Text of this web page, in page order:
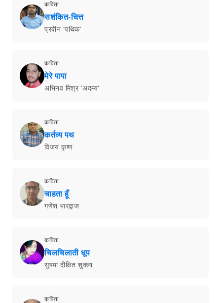
कविता
सशंकित-चित्त
प्रवीन 'पथिक'
कविता
मेरे पापा
अभिनव मिश्र 'अदम्य'
कविता
कर्तव्य पथ
विजय कृष्ण
कविता
चाहता हूँ
गणेश भारद्वाज
कविता
चिलचिलाती धूप
सुषमा दीक्षित शुक्ला
कविता